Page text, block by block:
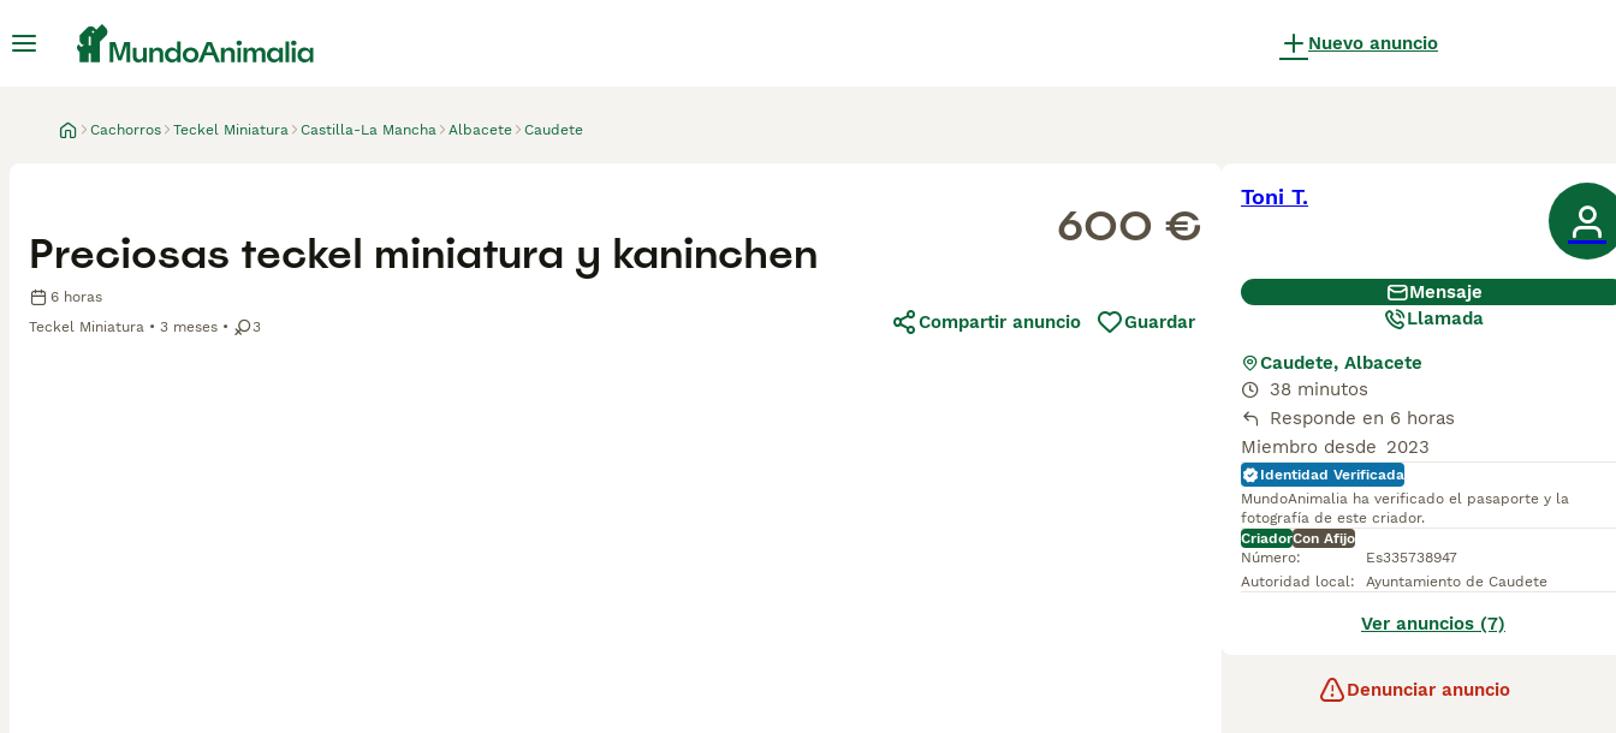
Nuevo anuncio
Cachorros Teckel Miniatura Castilla-La Mancha Albacete Caudete
Preciosas teckel miniatura y kaninchen
6 horas
Teckel Miniatura
3 meses 3
600 €
Compartir anuncio Guardar
Toni T.
Mensaje
Llamada
Caudete, Albacete
38 minutos
Responde en 6 horas
Miembro desde 2023
Identidad Verificada
MundoAnimalia ha verificado el pasaporte y la
fotografía de este criador.
CriadorCon Afijo
Número:
Es335738947
Autoridad local: Ayuntamiento de Caudete
Ver anuncios (7)
Denunciar anuncio